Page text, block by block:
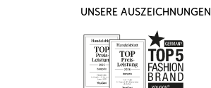
UNSERE AUSZEICHNUNGEN